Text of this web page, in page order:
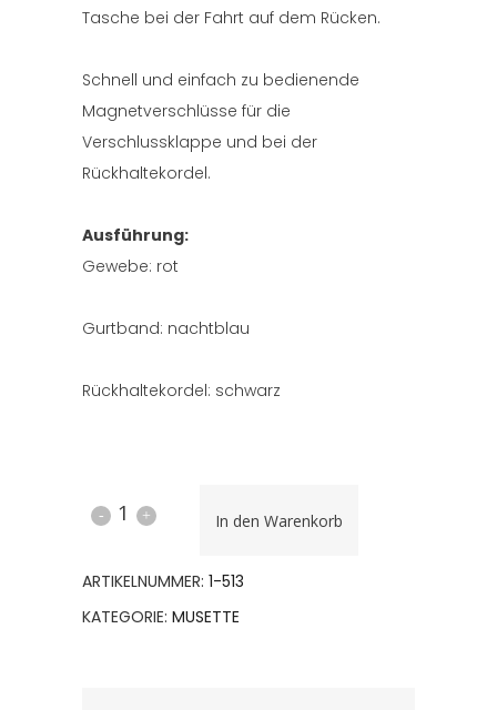
Tasche bei der Fahrt auf dem Rücken.
Schnell und einfach zu bedienende
Magnetverschlüsse für die
Verschlussklappe und bei der
Rückhaltekordel.
Ausführung:
Gewebe: rot
Gurtband: nachtblau
Rückhaltekordel: schwarz
MUSETTE
In den Warenkorb
ARTIKELNUMMER: 1-513
KATEGORIE: MUSETTE